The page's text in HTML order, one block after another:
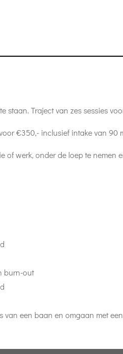
staan. Traject van zes sessies
€350,- inclusief intake van 90
of werk, onder de loep te nemen
burn-out
een baan en omgaan met